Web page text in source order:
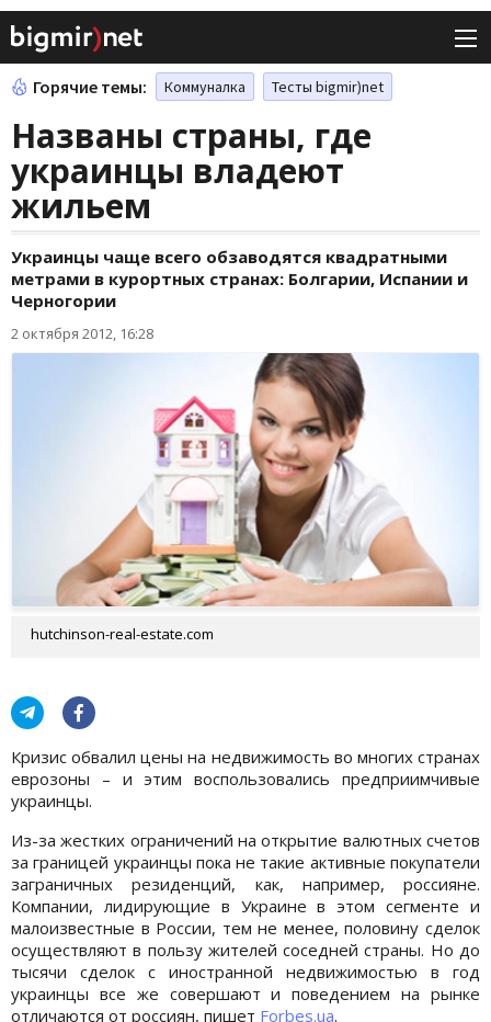
Горячие темы: Коммуналка Тесты bigmir)net
Названы страны, где
украинцы владеют
жильем
Украинцы чаще всего обзаводятся квадратными
метрами в курортных странах: Болгарии, Испании и
Черногории
2 октября 2012, 16:28
hutchinson-real-estate.com
Кризис обвалил цены на недвижимость во многих странах
еврозоны – и этим воспользовались предприимчивые
украинцы.
Из-за жестких ограничений на открытие валютных счетов
за границей украинцы пока не такие активные покупатели
заграничных резиденций, как, например, россияне.
Компании, лидирующие в Украине в этом сегменте и
малоизвестные в России, тем не менее, половину сделок
осуществляют в пользу жителей соседней страны. Но до
тысячи сделок с иностранной недвижимостью в год
украинцы все же совершают и поведением на рынке
отличаются от россиян, пишет Forbes.ua.